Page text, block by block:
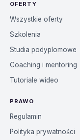
OFERTY
Wszystkie oferty
Szkolenia
Studia podyplomowe
Coaching i mentoring
Tutoriale wideo
PRAWO
Regulamin
Polityka prywatności